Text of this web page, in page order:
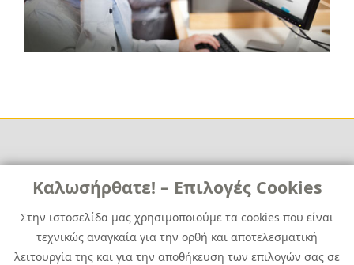
Καλωσήρθατε! – Επιλογές Cookies
Στην ιστοσελίδα μας χρησιμοποιούμε τα cookies που είναι
τεχνικώς αναγκαία για την ορθή και αποτελεσματική
λειτουργία της και για την αποθήκευση των επιλογών σας σε
Χρήσιμα
News
Media Kit
Career
Quest Group